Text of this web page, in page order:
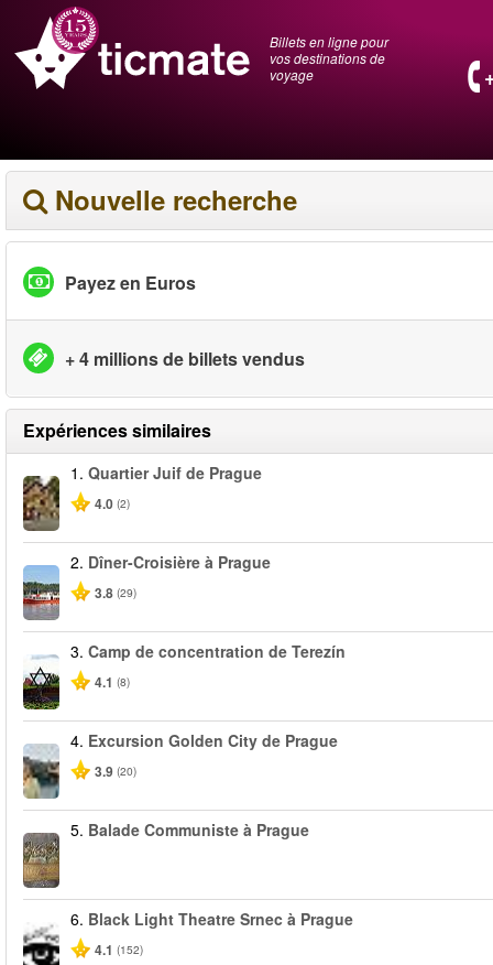
Billets en ligne pour
vos destinations de
voyage
Nouvelle recherche
Payez en Euros
+ 4 millions de billets vendus
Expériences similaires
1. Quartier Juif de Prague
4.0 (2)
2. Dîner-Croisière à Prague
3.8 (29)
3. Camp de concentration de Terezín
4.1 (8)
4. Excursion Golden City de Prague
3.9 (20)
5. Balade Communiste à Prague
6. Black Light Theatre Srnec à Prague
4.1 (152)